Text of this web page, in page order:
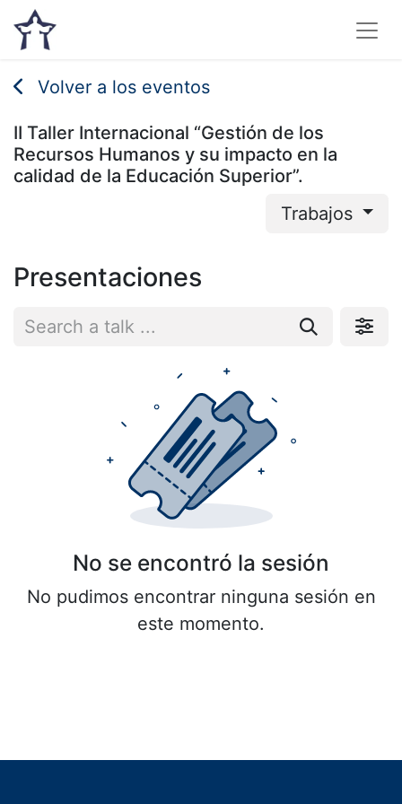
Volver a los eventos
II Taller Internacional “Gestión de los
Recursos Humanos y su impacto en la
calidad de la Educación Superior”.
Trabajos
Presentaciones
No se encontró la sesión
No pudimos encontrar ninguna sesión en
este momento.